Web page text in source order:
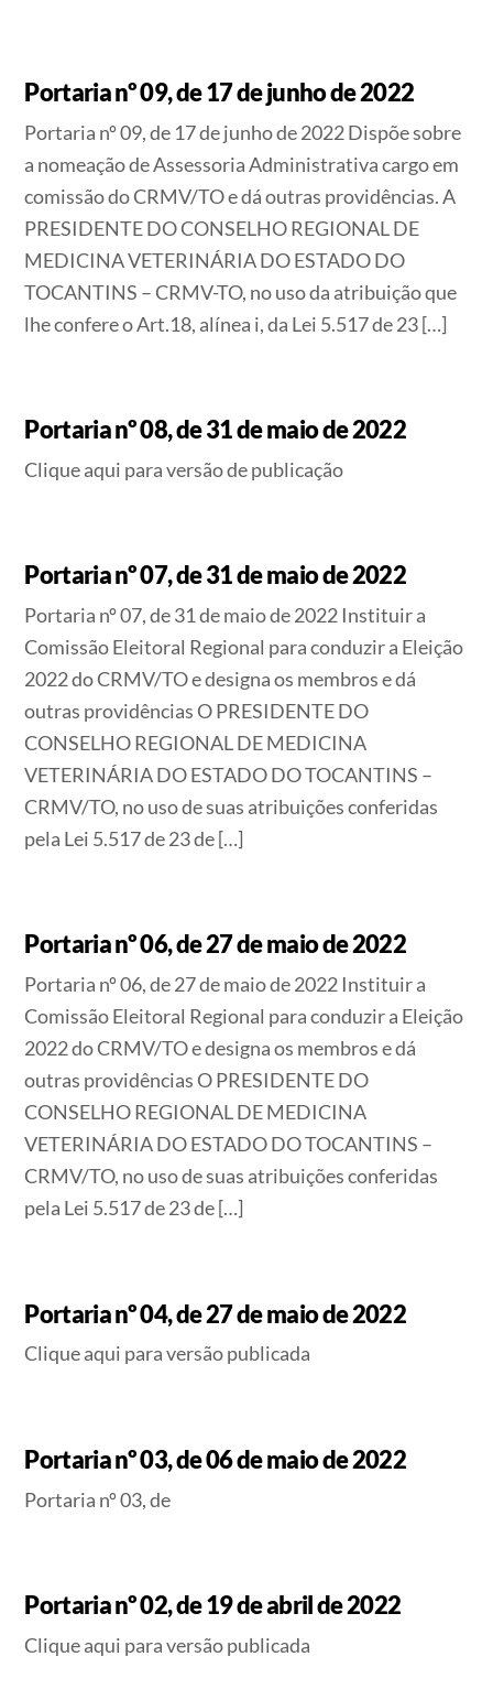
Portaria nº 09, de 17 de junho de 2022
Portaria nº 09, de 17 de junho de 2022 Dispõe sobre
a nomeação de Assessoria Administrativa cargo em
comissão do CRMV/TO e dá outras providências. A
PRESIDENTE DO CONSELHO REGIONAL DE
MEDICINA VETERINÁRIA DO ESTADO DO
TOCANTINS – CRMV-TO, no uso da atribuição que
lhe confere o Art.18, alínea i, da Lei 5.517 de 23 […]
Portaria nº 08, de 31 de maio de 2022
Clique aqui para versão de publicação
Portaria nº 07, de 31 de maio de 2022
Portaria nº 07, de 31 de maio de 2022 Instituir a
Comissão Eleitoral Regional para conduzir a Eleição
2022 do CRMV/TO e designa os membros e dá
outras providências O PRESIDENTE DO
CONSELHO REGIONAL DE MEDICINA
VETERINÁRIA DO ESTADO DO TOCANTINS –
CRMV/TO, no uso de suas atribuições conferidas
pela Lei 5.517 de 23 de […]
Portaria nº 06, de 27 de maio de 2022
Portaria nº 06, de 27 de maio de 2022 Instituir a
Comissão Eleitoral Regional para conduzir a Eleição
2022 do CRMV/TO e designa os membros e dá
outras providências O PRESIDENTE DO
CONSELHO REGIONAL DE MEDICINA
VETERINÁRIA DO ESTADO DO TOCANTINS –
CRMV/TO, no uso de suas atribuições conferidas
pela Lei 5.517 de 23 de […]
Portaria nº 04, de 27 de maio de 2022
Clique aqui para versão publicada
Portaria nº 03, de 06 de maio de 2022
Portaria nº 03, de
Portaria nº 02, de 19 de abril de 2022
Clique aqui para versão publicada